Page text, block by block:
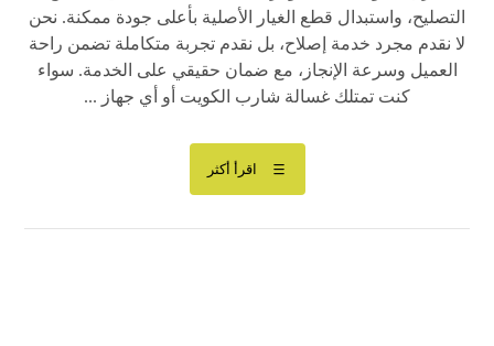
التصليح، واستبدال قطع الغيار الأصلية بأعلى جودة ممكنة. نحن
لا نقدم مجرد خدمة إصلاح، بل نقدم تجربة متكاملة تضمن راحة
العميل وسرعة الإنجاز، مع ضمان حقيقي على الخدمة. سواء
كنت تمتلك غسالة شارب الكويت أو أي جهاز ...
اقرأ أكثر